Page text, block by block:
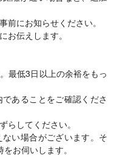
前にお知らせください。
お伝えします。
最低3日以上の余裕をもっ
あることをご確認くださ
らしてください。
い場合がございます。そ
お伺いします。